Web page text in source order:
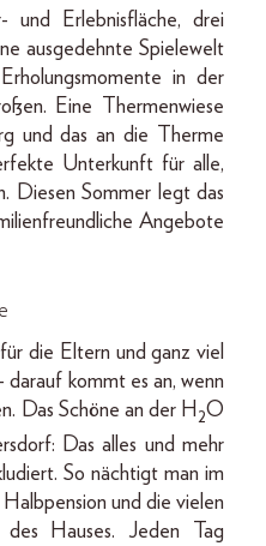
und Erlebnisfläche, drei
ausgedehnte Spielewelt
in der
Eine Thermenwiese
und das an die Therme
Unterkunft für alle,
Diesen Sommer legt das
Angebote
die Eltern und ganz viel
kommt es an, wenn
Das Schöne an der H 2O
Das alles und mehr
So nächtigt man im
und die vielen
des Hauses. Jeden Tag